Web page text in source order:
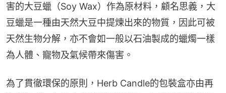
害的大豆蠟（Soy Wax）作為原材料，顧名思義，大
豆蠟是一種由天然大豆中提煉出來的物質，因此可被
天然生物分解，亦不會如一般以石油製成的蠟燭一樣
為人體、寵物及氣候帶來傷害。
為了貫徹環保的原則，Herb Candle的包裝盒亦由再